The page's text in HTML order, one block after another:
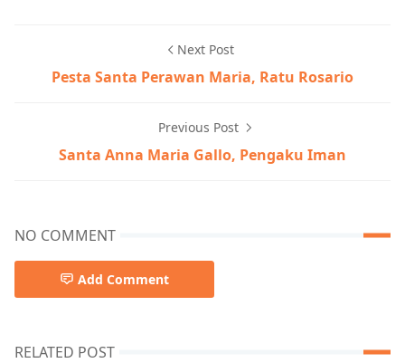
Next Post
Pesta Santa Perawan Maria, Ratu Rosario
Previous Post
Santa Anna Maria Gallo, Pengaku Iman
NO COMMENT
Add Comment
RELATED POST